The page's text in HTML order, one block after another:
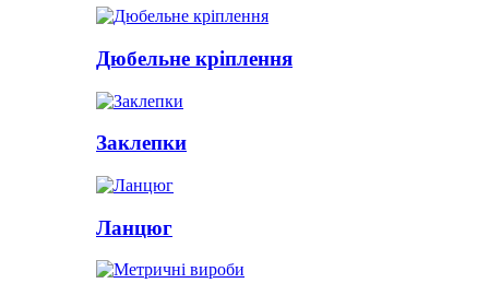
Дюбельне кріплення
Заклепки
Ланцюг